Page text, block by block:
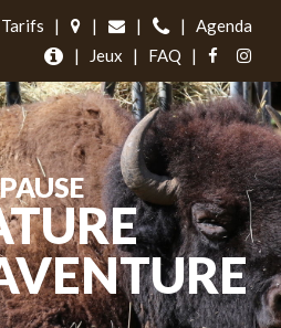
Tarifs | | | |
Agenda
|
Jeux | FAQ |